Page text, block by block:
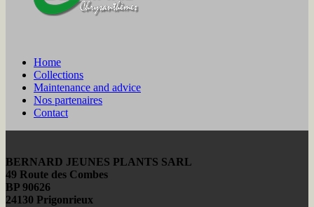
Home
Collections
Maintenance and advice
Nos partenaires
Contact
BERNARD JEUNES PLANTS SARL
49 Route des Combes
BP 90626
24130 Prigonrieux